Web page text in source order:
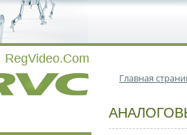
Главная